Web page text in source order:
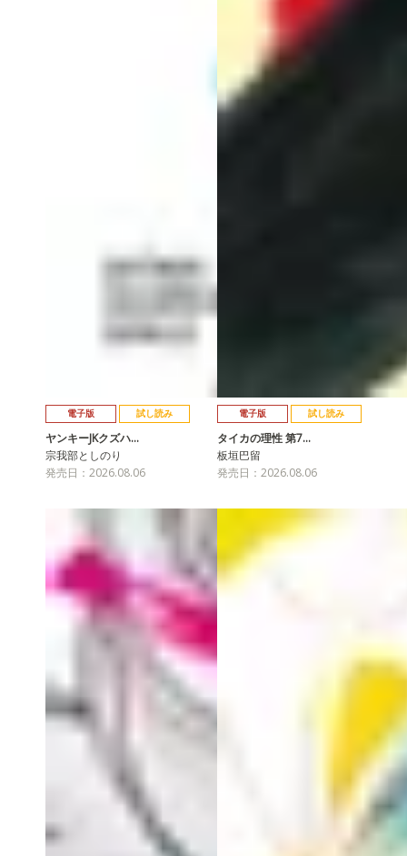
電子版 試し読み
ヤンキーJKクズハ…
宗我部としのり
発売日：2026.08.06
電子版 試し読み
タイカの理性 第7…
板垣巴留
発売日：2026.08.06